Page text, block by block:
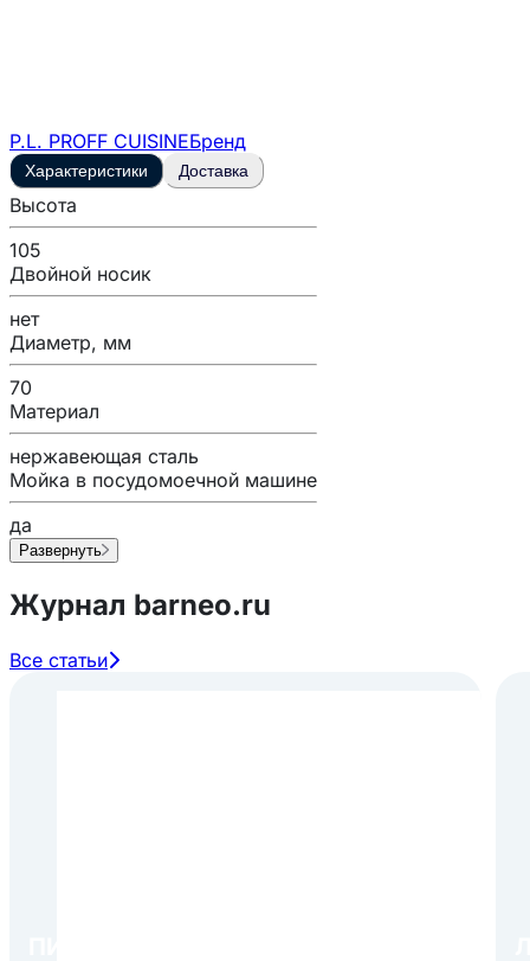
P.L. PROFF CUISINEБренд
Характеристики Доставка
Высота
105
Двойной носик
нет
Диаметр, мм
70
Материал
нержавеющая сталь
Мойка в посудомоечной машине
да
Развернуть
Журнал barneo.ru
Все статьи